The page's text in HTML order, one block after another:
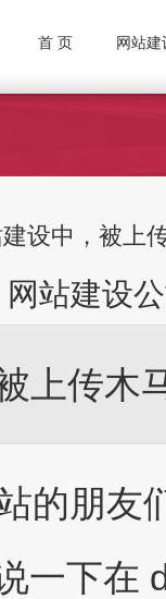
首 页 网站建
设中，被上
站建设
上传木
的朋友
一下在